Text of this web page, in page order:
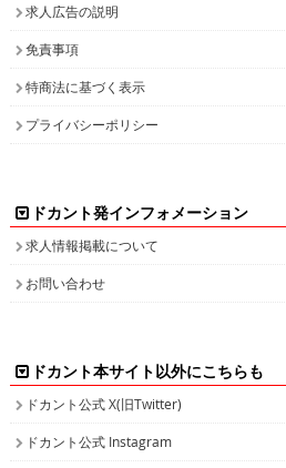
求人広告の説明
免責事項
特商法に基づく表示
プライバシーポリシー
ドカント発インフォメーション
求人情報掲載について
お問い合わせ
ドカント本サイト以外にこちらも
ドカント公式 X(旧Twitter)
ドカント公式 Instagram